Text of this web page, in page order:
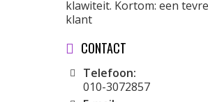
klawiteit. Kortom: een
klant
CONTACT
Telefoon:
010-3072857